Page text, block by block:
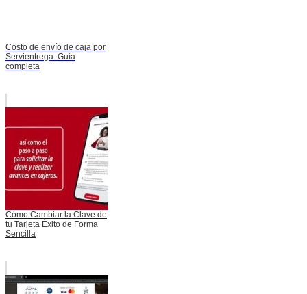
Costo de envío de caja por
Servientrega: Guía
completa
Cómo Cambiar la Clave de
tu Tarjeta Éxito de Forma
Sencilla